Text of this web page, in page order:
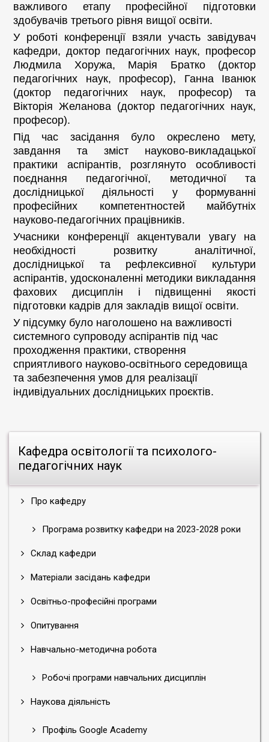
Кафедра освітології та психолого-
педагогічних наук
Про кафедру
Програма розвитку кафедри на 2023-2028 роки
Склад кафедри
Матеріали засідань кафедри
Освітньо-професійні програми
Опитування
Навчально-методична робота
Робочі програми навчальних дисциплін
Наукова діяльність
Профіль Google Academy
важливого етапу професійної підготовки
здобувачів третього рівня вищої освіти.
У роботі конференції взяли участь завідувач
кафедри, доктор педагогічних наук, професор
Людмила Хоружа, Марія Братко (доктор
педагогічних наук, професор), Ганна Іванюк
(доктор педагогічних наук, професор) та
Вікторія Желанова (доктор педагогічних наук,
професор).
Під час засідання було окреслено мету,
завдання та зміст науково-викладацької
практики аспірантів, розглянуто особливості
поєднання педагогічної, методичної та
дослідницької діяльності у формуванні
професійних компетентностей майбутніх
науково-педагогічних працівників.
Учасники конференції акцентували увагу на
необхідності розвитку аналітичної,
дослідницької та рефлексивної культури
аспірантів, удосконаленні методики викладання
фахових дисциплін і підвищенні якості
підготовки кадрів для закладів вищої освіти.
У підсумку було наголошено на важливості
системного супроводу аспірантів під час
проходження практики, створення
сприятливого науково-освітнього середовища
та забезпечення умов для реалізації
індивідуальних дослідницьких проєктів.